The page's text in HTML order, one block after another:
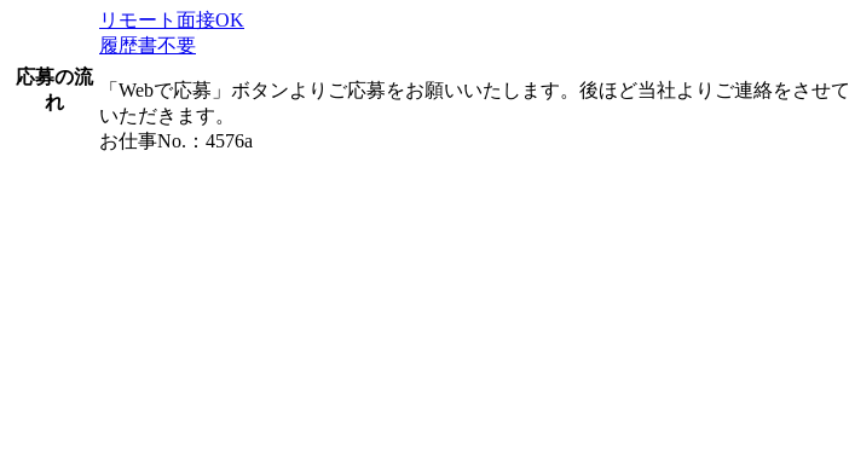
応募の流
れ
リモート面接OK
履歴書不要
「Webで応募」ボタンよりご応募をお願いいたします。後ほど当社よりご連絡をさせて
いただきます。
お仕事No.：4576a